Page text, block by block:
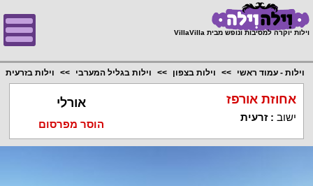
וילות יוקרה למסיבות ונופש מבית VillaVilla
וילות - עמוד ראשי וילות בצפון וילות בגליל המערבי וילות בזרעית
אחוזת אורפז
ישוב :זרעית
אורלי
הוסר מפרסום